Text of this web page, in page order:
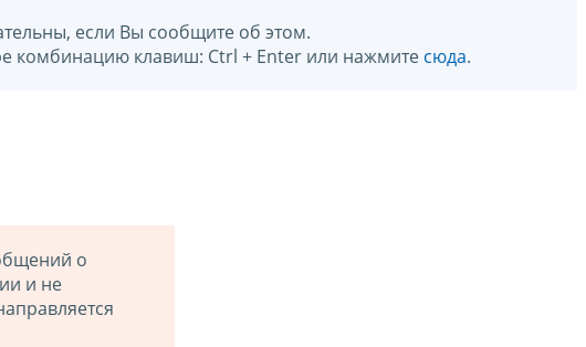
если Вы сообщите об этом.
комбинацию клавиш: Ctrl + Enter или нажмите сюда.
о
и не